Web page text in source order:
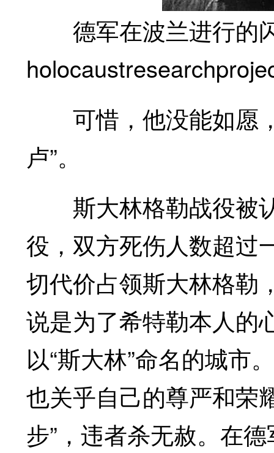
德军在波兰进行的
可惜，他没能如愿，
卢”。
斯大林格勒战役被认
役，双方死伤人数超过
切代价占领斯大林格勒
说是为了希特勒本人的
以“斯大林”命名的城市
也关乎自己的尊严和荣
步”，违者杀无赦。在